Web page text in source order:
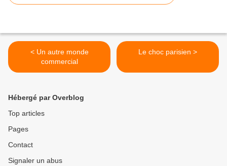
< Un autre monde
commercial
Le choc parisien >
Hébergé par Overblog
Top articles
Pages
Contact
Signaler un abus